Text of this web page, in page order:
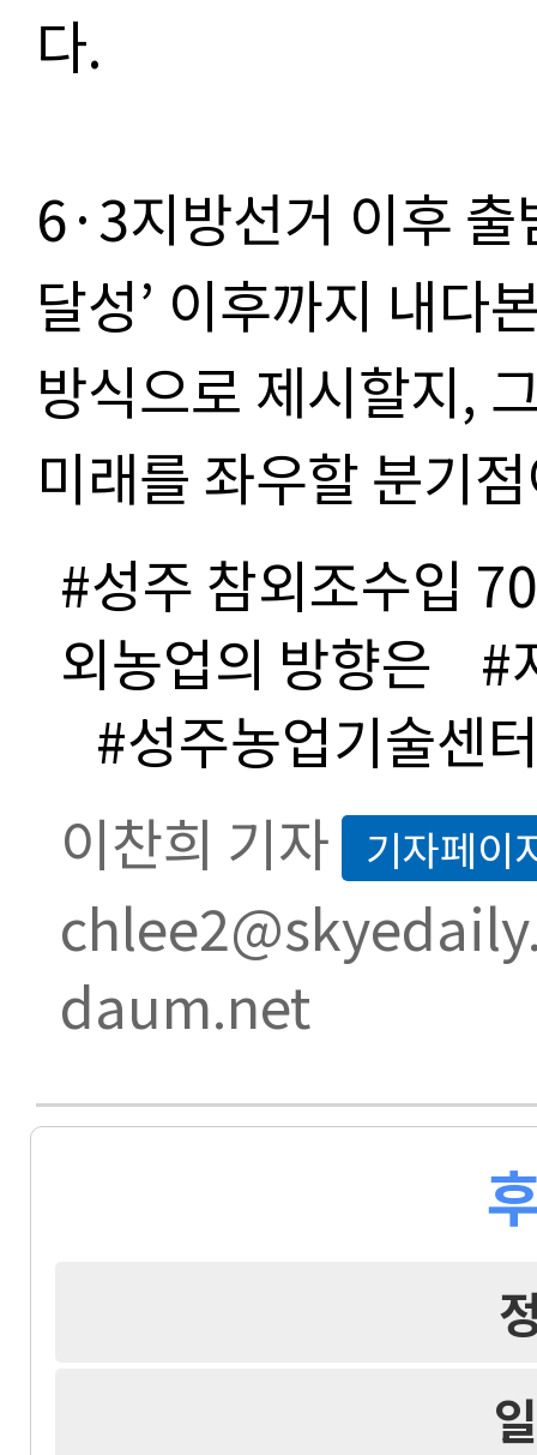
다.
6·3지방선거 이후
달성’ 이후까지 내다
방식으로 제시할지,
미래를 좌우할 분기
#성주 참외조수입
외농업의 방향은
#
#성주농업기술센
이찬희 기자
기자페이
daum.net